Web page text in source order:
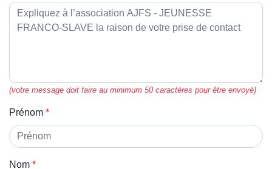
(votre message doit faire au minimum 50 caractères pour être envoyé)
Prénom
Nom